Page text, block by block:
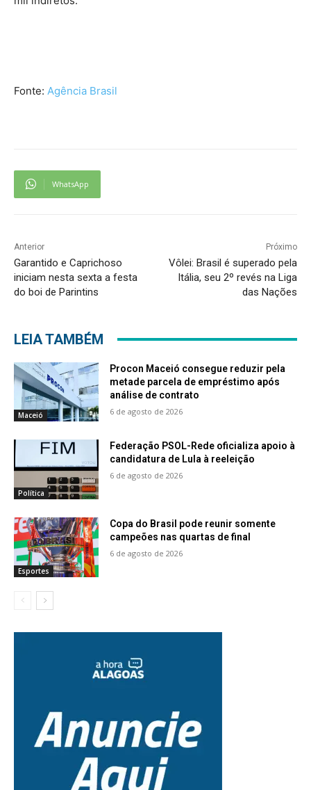
Fonte: Agência Brasil
WhatsApp
Anterior
Garantido e Caprichoso
iniciam nesta sexta a festa
do boi de Parintins
Próximo
Vôlei: Brasil é superado pela
Itália, seu 2º revés na Liga
das Nações
LEIA TAMBÉM
Maceió
Procon Maceió consegue reduzir pela
metade parcela de empréstimo após
análise de contrato
6 de agosto de 2026
Política
Federação PSOL-Rede oficializa apoio à
candidatura de Lula à reeleição
6 de agosto de 2026
Esportes
Copa do Brasil pode reunir somente
campeões nas quartas de final
6 de agosto de 2026